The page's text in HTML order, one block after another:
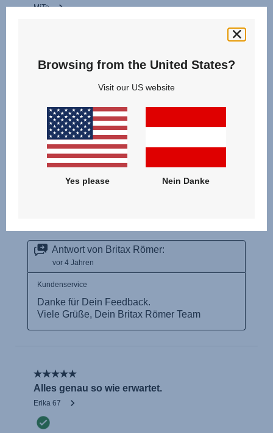
Browsing from the United States?
Visit our US website
Yes please Nein Danke